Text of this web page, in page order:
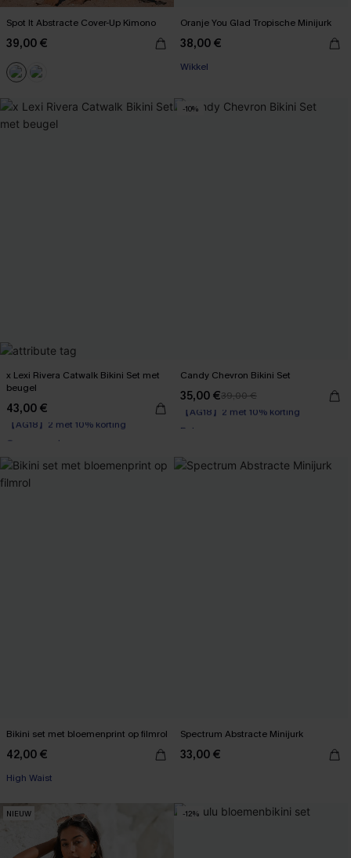
Spot It Abstracte Cover-Up Kimono
39,00 €
Oranje You Glad Tropische Minijurk
38,00 €
Wikkel
x Lexi Rivera Catwalk Bikini Set met
beugel
43,00 €
【AG18】2 met 10% korting
Op voorraad
-10%
Candy Chevron Bikini Set
35,00 €39,00 €
【AG18】2 met 10% korting
Boho
Bikini set met bloemenprint op filmrol
42,00 €
High Waist
Spectrum Abstracte Minijurk
33,00 €
NIEUW -12%